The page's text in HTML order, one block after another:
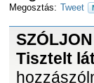
Megosztás: Tweet
Tisztelt